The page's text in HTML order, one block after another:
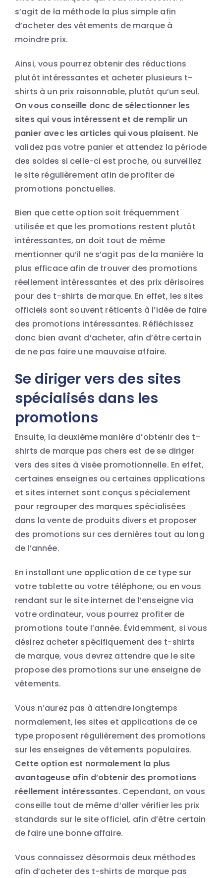
s’agit de la méthode la plus simple afin
d’acheter des vêtements de marque à
moindre prix.
Ainsi, vous pourrez obtenir des réductions
plutôt intéressantes et acheter plusieurs t-
shirts à un prix raisonnable, plutôt qu’un seul.
On vous conseille donc de sélectionner les
sites qui vous intéressent et de remplir un
panier avec les articles qui vous plaisent. Ne
validez pas votre panier et attendez la période
des soldes si celle-ci est proche, ou surveillez
le site régulièrement afin de profiter de
promotions ponctuelles.
Bien que cette option soit fréquemment
utilisée et que les promotions restent plutôt
intéressantes, on doit tout de même
mentionner qu’il ne s’agit pas de la manière la
plus efficace afin de trouver des promotions
réellement intéressantes et des prix dérisoires
pour des t-shirts de marque. En effet, les sites
officiels sont souvent réticents à l’idée de faire
des promotions intéressantes. Réfléchissez
donc bien avant d’acheter, afin d’être certain
de ne pas faire une mauvaise affaire.
Se diriger vers des sites
spécialisés dans les
promotions
Ensuite, la deuxième manière d’obtenir des t-
shirts de marque pas chers est de se diriger
vers des sites à visée promotionnelle. En effet,
certaines enseignes ou certaines applications
et sites internet sont conçus spécialement
pour regrouper des marques spécialisées
dans la vente de produits divers et proposer
des promotions sur ces dernières tout au long
de l’année.
En installant une application de ce type sur
votre tablette ou votre téléphone, ou en vous
rendant sur le site internet de l’enseigne via
votre ordinateur, vous pourrez profiter de
promotions toute l’année. Évidemment, si vous
désirez acheter spécifiquement des t-shirts
de marque, vous devrez attendre que le site
propose des promotions sur une enseigne de
vêtements.
Vous n’aurez pas à attendre longtemps
normalement, les sites et applications de ce
type proposent régulièrement des promotions
sur les enseignes de vêtements populaires.
Cette option est normalement la plus
avantageuse afin d’obtenir des promotions
réellement intéressantes. Cependant, on vous
conseille tout de même d’aller vérifier les prix
standards sur le site officiel, afin d’être certain
de faire une bonne affaire.
Vous connaissez désormais deux méthodes
afin d’acheter des t-shirts de marque pas